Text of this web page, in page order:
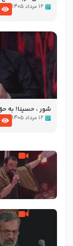
۱۲ مرداد ۱۴۰۵
شور ، حسینا! به‌
محرّم 1405
۱۲ مرداد ۱۴۰۵